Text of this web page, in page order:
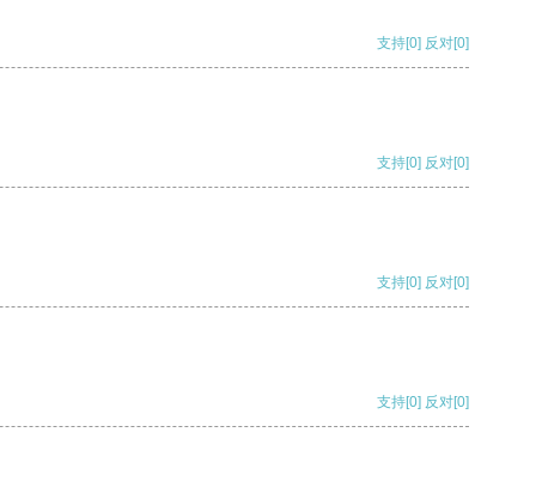
支持[0] 反对[0]
支持[0] 反对[0]
支持[0] 反对[0]
支持[0] 反对[0]